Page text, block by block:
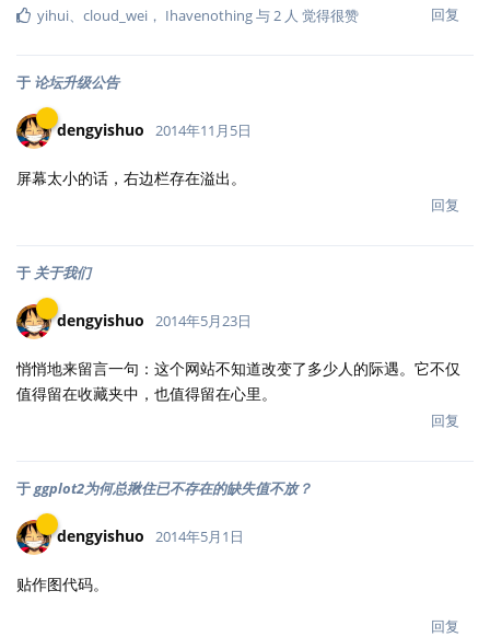
回复
yihui、 cloud_wei ， Ihavenothing与2 人 觉得很赞
于 论坛升级公告
dengyishuo 2014年11月5日
屏幕太小的话，右边栏存在溢出。
回复
于 关于我们
dengyishuo 2014年5月23日
悄悄地来留言一句：这个网站不知道改变了多少人的际遇。它不仅
值得留在收藏夹中，也值得留在心里。
回复
于ggplot2为何总揪住已不存在的缺失值不放？
dengyishuo 2014年5月1日
贴作图代码。
回复